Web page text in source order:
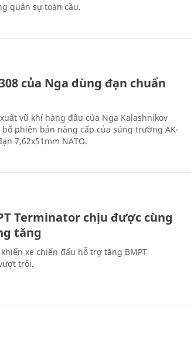
quân sự toàn cầu.
của Nga dùng đạn chuẩn
vũ khí hàng đầu của Nga Kalashnikov
phiên bản nâng cấp của súng trường AK-
7,62x51mm NATO.
Terminator chịu được cùng
tăng
xe chiến đấu hỗ trợ tăng BMPT
trội.